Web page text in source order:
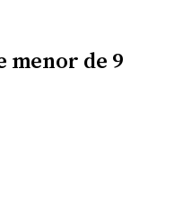
menor de 9